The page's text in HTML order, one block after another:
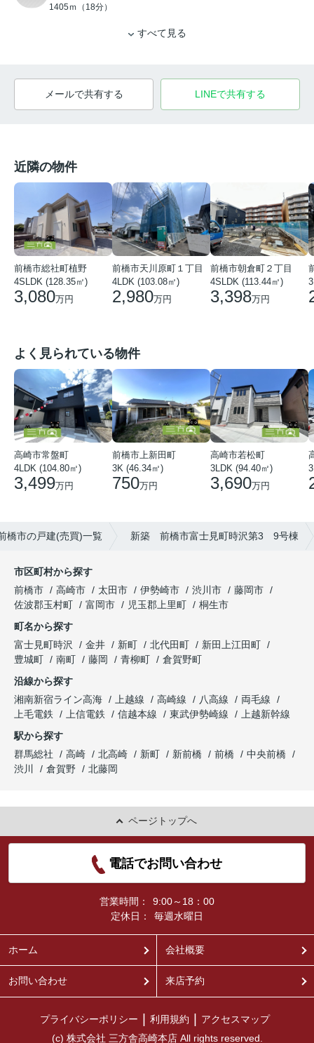
1405ｍ（18分）
すべて見る
メールで共有する LINEで共有する
近隣の物件
前橋市総社町植野
4SLDK (128.35㎡)
3,080万円
前橋市天川原町１丁目
4LDK (103.08㎡)
2,980万円
前橋市朝倉町２丁目
4SLDK (113.44㎡)
3,398万円
よく見られている物件
高崎市常盤町
4LDK (104.80㎡)
3,499万円
前橋市上新田町
3K (46.34㎡)
750万円
高崎市若松町
3LDK (94.40㎡)
3,690万円
橋市の戸建(売買)一覧 新築 前橋市富士見町時沢第3 9号棟
市区町村から探す
前橋市
高崎市 太田市 伊勢崎市 渋川市
藤岡市
佐波郡玉村町
富岡市 児玉郡上里町
桐生市
町名から探す
富士見町時沢
金井 新町 北代田町
新田上江田町
豊城町
南町 藤岡 青柳町
倉賀野町
沿線から探す
湘南新宿ライン高海
上越線 高崎線 八高線
両毛線
上毛電鉄
上信電鉄 信越本線 東武伊勢崎線
上越新幹線
駅から探す
群馬総社
高崎 北高崎 新町 新前橋 前橋
中央前橋
渋川
倉賀野 北藤岡
ページトップへ
電話でお問い合わせ
営業時間：
9:00～18：00
定休日：
毎週水曜日
ホーム 会社概要
お問い合わせ 来店予約
プライバシーポリシー 利用規約
アクセスマップ
(c) 株式会社 三方舎高崎本店 All rights reserved.